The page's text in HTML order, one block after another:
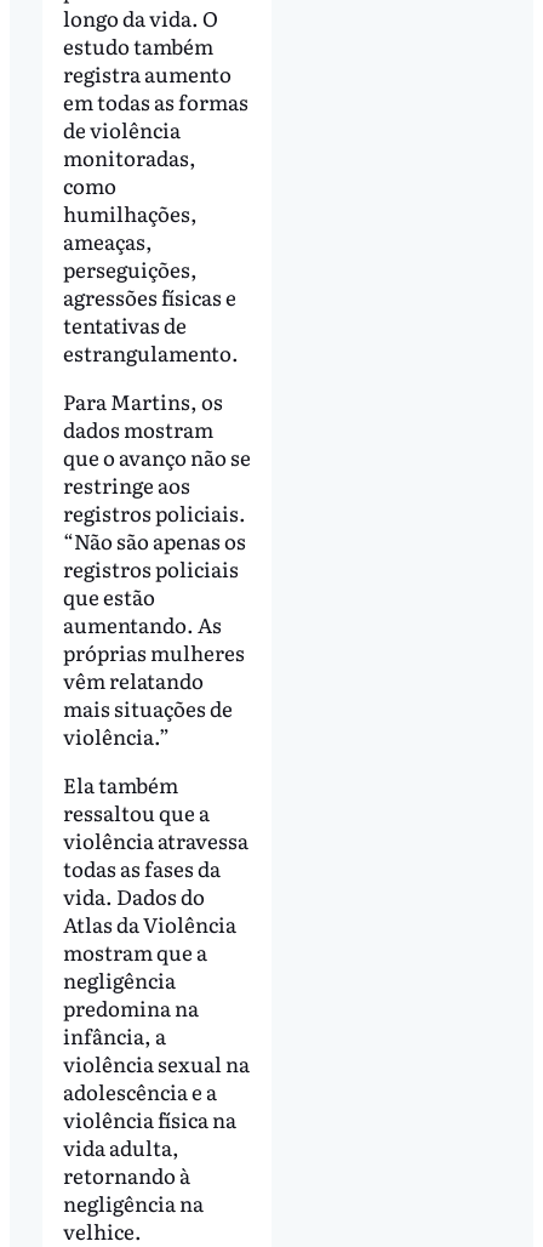
longo da vida. O
estudo também
registra aumento
em todas as formas
de violência
monitoradas,
como
humilhações,
ameaças,
perseguições,
agressões físicas e
tentativas de
estrangulamento.
Para Martins, os
dados mostram
que o avanço não se
restringe aos
registros policiais.
“Não são apenas os
registros policiais
que estão
aumentando. As
próprias mulheres
vêm relatando
mais situações de
violência.”
Ela também
ressaltou que a
violência atravessa
todas as fases da
vida. Dados do
Atlas da Violência
mostram que a
negligência
predomina na
infância, a
violência sexual na
adolescência e a
violência física na
vida adulta,
retornando à
negligência na
velhice.